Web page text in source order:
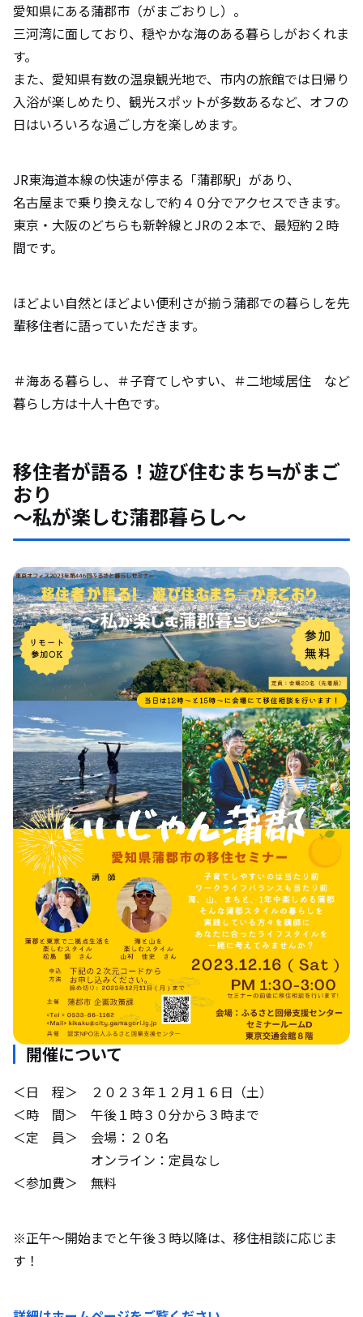
愛知県にある蒲郡市（がまごおりし）。
三河湾に面しており、穏やかな海のある暮らしがおくれま
す。
また、愛知県有数の温泉観光地で、市内の旅館では日帰り
入浴が楽しめたり、観光スポットが多数あるなど、オフの
日はいろいろな過ごし方を楽しめます。
JR東海道本線の快速が停まる「蒲郡駅」があり、
名古屋まで乗り換えなしで約４０分でアクセスできます。
東京・大阪のどちらも新幹線とJRの２本で、最短約２時
間です。
ほどよい自然とほどよい便利さが揃う蒲郡での暮らしを先
輩移住者に語っていただきます。
＃海ある暮らし、＃子育てしやすい、＃二地域居住 など
暮らし方は十人十色です。
移住者が語る！遊び住むまち≒がまご
おり
～私が楽しむ蒲郡暮らし～
開催について
＜日 程＞ ２０２３年１２月１６日（土）
＜時 間＞ 午後１時３０分から３時まで
＜定 員＞ 会場：２０名
オンライン：定員なし
＜参加費＞ 無料
※正午～開始までと午後３時以降は、移住相談に応じま
す！